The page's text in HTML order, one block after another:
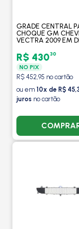
GRADE CENTRAL
CHOQUE GM
VECTRA 2009 EM
MOLDURA
FRISO CROMADO -
FIPPARTS
R$ 43030
NO PIX
R$ 452,95 no cartão
ou em 10x de R$
juros no cartão